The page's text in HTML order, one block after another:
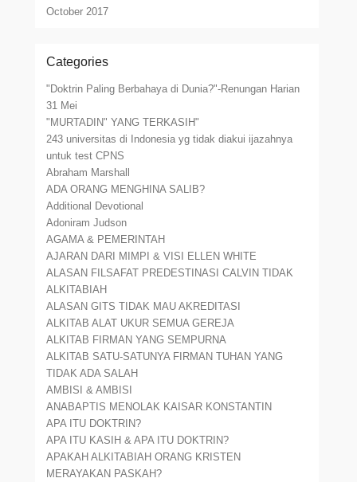
October 2017
Categories
"Doktrin Paling Berbahaya di Dunia?"-Renungan Harian
31 Mei
"MURTADIN" YANG TERKASIH"
243 universitas di Indonesia yg tidak diakui ijazahnya
untuk test CPNS
Abraham Marshall
ADA ORANG MENGHINA SALIB?
Additional Devotional
Adoniram Judson
AGAMA & PEMERINTAH
AJARAN DARI MIMPI & VISI ELLEN WHITE
ALASAN FILSAFAT PREDESTINASI CALVIN TIDAK
ALKITABIAH
ALASAN GITS TIDAK MAU AKREDITASI
ALKITAB ALAT UKUR SEMUA GEREJA
ALKITAB FIRMAN YANG SEMPURNA
ALKITAB SATU-SATUNYA FIRMAN TUHAN YANG
TIDAK ADA SALAH
AMBISI & AMBISI
ANABAPTIS MENOLAK KAISAR KONSTANTIN
APA ITU DOKTRIN?
APA ITU KASIH & APA ITU DOKTRIN?
APAKAH ALKITABIAH ORANG KRISTEN
MERAYAKAN PASKAH?